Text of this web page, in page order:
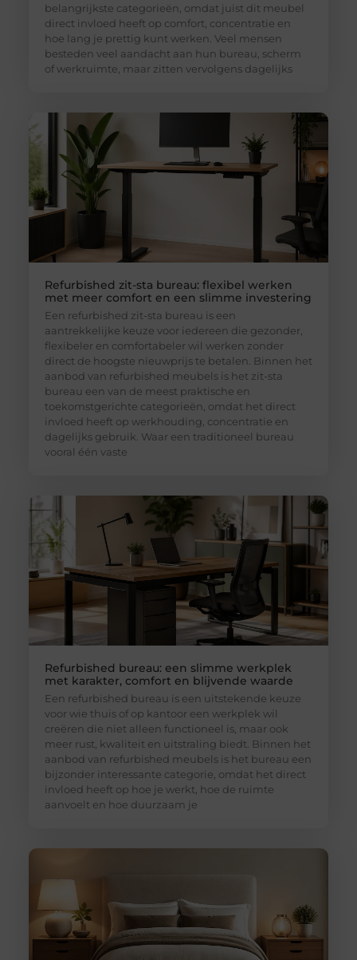
belangrijkste categorieën, omdat juist dit meubel
direct invloed heeft op comfort, concentratie en
hoe lang je prettig kunt werken. Veel mensen
besteden veel aandacht aan hun bureau, scherm
of werkruimte, maar zitten vervolgens dagelijks
Refurbished zit-sta bureau: flexibel werken
met meer comfort en een slimme investering
Een refurbished zit-sta bureau is een
aantrekkelijke keuze voor iedereen die gezonder,
flexibeler en comfortabeler wil werken zonder
direct de hoogste nieuwprijs te betalen. Binnen het
aanbod van refurbished meubels is het zit-sta
bureau een van de meest praktische en
toekomstgerichte categorieën, omdat het direct
invloed heeft op werkhouding, concentratie en
dagelijks gebruik. Waar een traditioneel bureau
vooral één vaste
Refurbished bureau: een slimme werkplek
met karakter, comfort en blijvende waarde
Een refurbished bureau is een uitstekende keuze
voor wie thuis of op kantoor een werkplek wil
creëren die niet alleen functioneel is, maar ook
meer rust, kwaliteit en uitstraling biedt. Binnen het
aanbod van refurbished meubels is het bureau een
bijzonder interessante categorie, omdat het direct
invloed heeft op hoe je werkt, hoe de ruimte
aanvoelt en hoe duurzaam je